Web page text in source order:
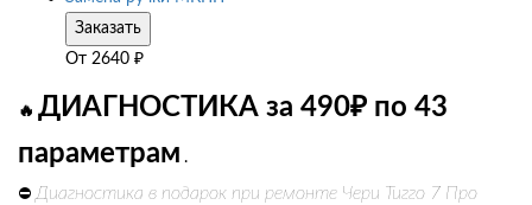
Заказать
От 2640 ₽
🔥 ДИАГНОСТИКА за 490₽ по 43
параметрам .
⛔ Диагностика в подарок при ремонте Чери Тигго 7 Про